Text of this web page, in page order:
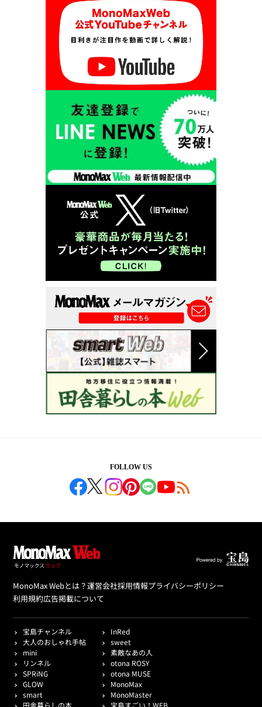
FOLLOW US
MonoMax Webとは？運営会社採用情報プライバシーポリシー
利用規約広告掲載について
宝島チャンネル
InRed
大人のおしゃれ手帖
sweet
mini
素敵なあの人
リンネル
otona ROSY
SPRiNG
otona MUSE
GLOW
MonoMax
smart
MonoMaster
田舎暮らしの本
宝島すごい！WEB